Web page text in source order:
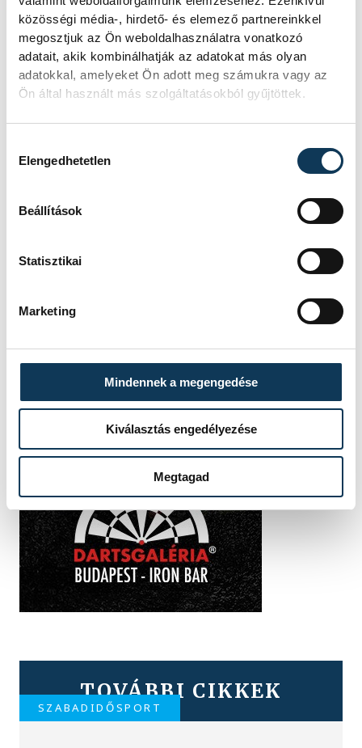
közösségi média-, hirdető- és elemező partnereinkkel
megosztjuk az Ön weboldalhasználatra vonatkozó
adatait, akik kombinálhatják az adatokat más olyan
adatokkal, amelyeket Ön adott meg számukra vagy az
Ön által használt más szolgáltatásokból gyűjtöttek.
Elengedhetetlen
Beállítások
Statisztikai
Marketing
Mindennek a megengedése
Kiválasztás engedélyezése
Megtagad
TOVÁBBI CIKKEK
SZABADIDŐSPORT